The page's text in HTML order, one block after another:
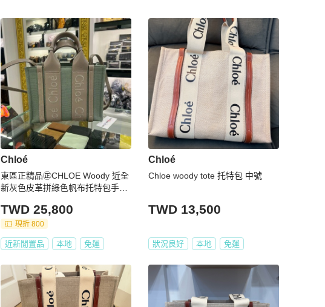
Chloé
東區正精品㊣CHLOE Woody 近全
新灰色皮革拼綠色帆布托特包手提
TWD 25,800
現折 800
近新閒置品 本地 免運
Chloé
Chloe woody tote 托特包 中號
TWD 13,500
狀況良好 本地 免運